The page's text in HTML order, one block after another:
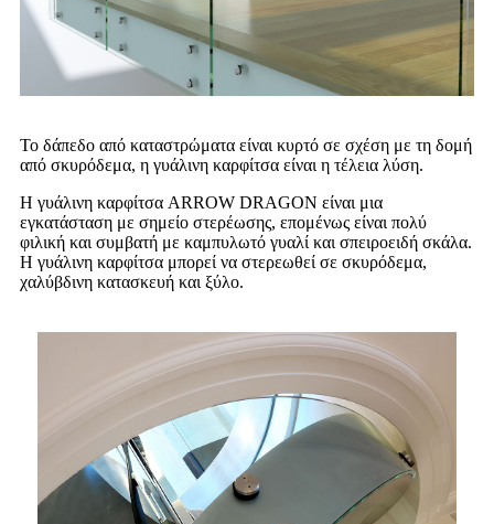
Το δάπεδο από καταστρώματα είναι κυρτό σε σχέση με τη δομή
από σκυρόδεμα, η γυάλινη καρφίτσα είναι η τέλεια λύση.
Η γυάλινη καρφίτσα ARROW DRAGON είναι μια
εγκατάσταση με σημείο στερέωσης, επομένως είναι πολύ
φιλική και συμβατή με καμπυλωτό γυαλί και σπειροειδή σκάλα.
Η γυάλινη καρφίτσα μπορεί να στερεωθεί σε σκυρόδεμα,
χαλύβδινη κατασκευή και ξύλο.